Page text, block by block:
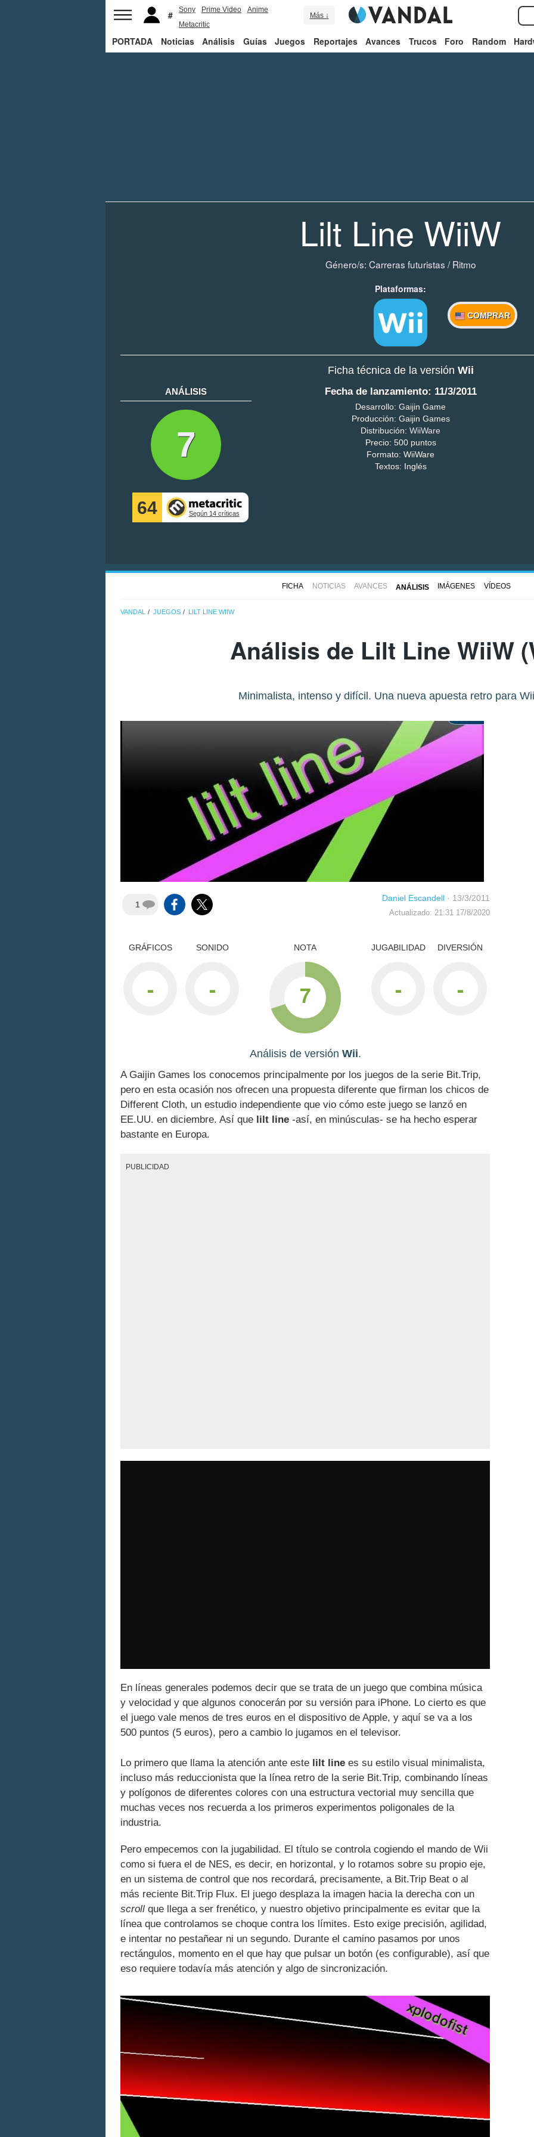
Sony Prime Video
Anime
Metacritic
Más ↓
PORTADA Noticias Análisis Guías Juegos Reportajes Avances Trucos Foro Random
Lilt Line WiiW
Género/s: Carreras futuristas/Ritmo
Plataformas:
COMPRAR
Ficha técnica de la versión Wii
ANÁLISIS
7
64 Según 14 críticas
Fecha de lanzamiento: 11/3/2011
Desarrollo: Gaijin Game
Producción: Gaijin Games
Distribución: WiiWare
Precio: 500 puntos
Formato: WiiWare
Textos: Inglés
FICHA NOTICIAS AVANCES ANÁLISIS IMÁGENES VÍDEOS
VANDAL JUEGOS LILT LINE WIIW
Análisis de Lilt Line WiiW
Minimalista, intenso y difícil. Una nueva apuesta retro para
1
Daniel Escandell · 13/3/2011
Actualizado: 21:31 17/8/2020
GRÁFICOS
-
SONIDO
-
NOTA
7
DIVERSIÓN
-
JUGABILIDAD
-
Análisis de versión Wii.
A Gaijin Games los conocemos principalmente por los juegos de la serie Bit.Trip,
pero en esta ocasión nos ofrecen una propuesta diferente que firman los chicos de
Different Cloth, un estudio independiente que vio cómo este juego se lanzó en
EE.UU. en diciembre. Así que lilt line -así, en minúsculas- se ha hecho esperar
bastante en Europa.
PUBLICIDAD
En líneas generales podemos decir que se trata de un juego que combina música
y velocidad y que algunos conocerán por su versión para iPhone. Lo cierto es que
el juego vale menos de tres euros en el dispositivo de Apple, y aquí se va a los
500 puntos (5 euros), pero a cambio lo jugamos en el televisor.
Lo primero que llama la atención ante este lilt line es su estilo visual minimalista,
incluso más reduccionista que la línea retro de la serie Bit.Trip, combinando líneas
y polígonos de diferentes colores con una estructura vectorial muy sencilla que
muchas veces nos recuerda a los primeros experimentos poligonales de la
industria.
Pero empecemos con la jugabilidad. El título se controla cogiendo el mando de Wii
como si fuera el de NES, es decir, en horizontal, y lo rotamos sobre su propio eje,
en un sistema de control que nos recordará, precisamente, a Bit.Trip Beat o al
más reciente Bit.Trip Flux. El juego desplaza la imagen hacia la derecha con un
scroll que llega a ser frenético, y nuestro objetivo principalmente es evitar que la
línea que controlamos se choque contra los límites. Esto exige precisión, agilidad,
e intentar no pestañear ni un segundo. Durante el camino pasamos por unos
rectángulos, momento en el que hay que pulsar un botón (es configurable), así que
eso requiere todavía más atención y algo de sincronización.